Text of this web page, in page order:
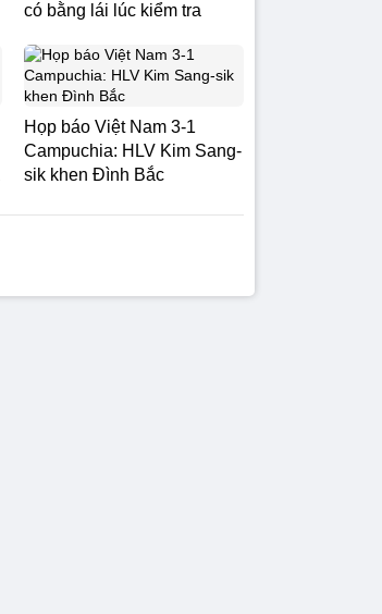
có bằng lái lúc kiểm tra
Họp báo Việt Nam 3-1
Campuchia: HLV Kim Sang-
sik khen Đình Bắc